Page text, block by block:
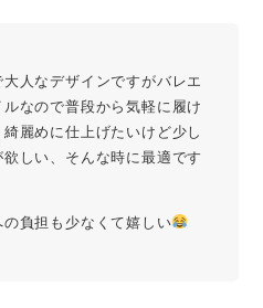
人なデザインですがバレエ
なので普段から気軽に履け
麗めに仕上げたいけど少し
しい、そんな時に最適です
負担も少なくて嬉しい